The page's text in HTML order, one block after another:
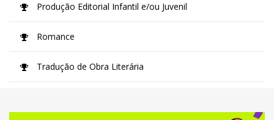
Produção Editorial Infantil e/ou Juvenil
Romance
Tradução de Obra Literária